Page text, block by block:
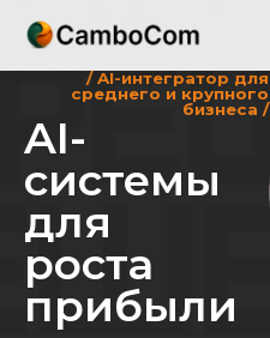
/ AI-интегратор для
среднего и крупного
бизнеса /
AI-
системы
для
роста
прибыли